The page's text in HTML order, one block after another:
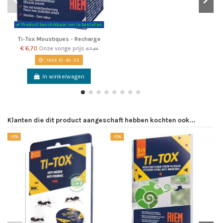
Product beschikbaar om te bestellen
Ti-Tox Moustiques - Recharge
€ 6,70 Onze vorige prijs€ 7,44
143d. 10:40:22
In winkelwagen
Klanten die dit product aangeschaft hebben kochten ook...
-10% -10%